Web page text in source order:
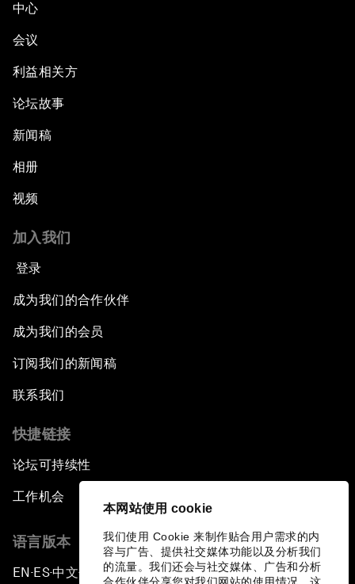
本网站使用 cookie
我们使用 Cookie 来制作贴合用户需求的内
容与广告、提供社交媒体功能以及分析我们
的流量。我们还会与社交媒体、广告和分析
中心
会议
利益相关方
论坛故事
新闻稿
相册
视频
加入我们
登录
成为我们的合作伙伴
成为我们的会员
订阅我们的新闻稿
联系我们
快捷链接
论坛可持续性
工作机会
语言版本
EN ▪ES▪中文▪ 日本語